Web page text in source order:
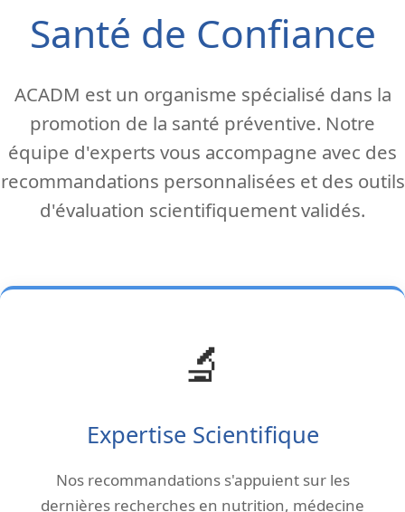
Santé de Confiance
ACADM est un organisme spécialisé dans la
promotion de la santé préventive. Notre
équipe d'experts vous accompagne avec des
recommandations personnalisées et des outils
d'évaluation scientifiquement validés.
🔬
Expertise Scientifique
Nos recommandations s'appuient sur les
dernières recherches en nutrition, médecine